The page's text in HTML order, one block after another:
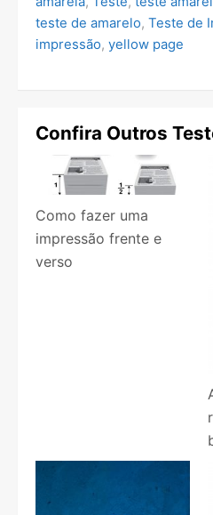
teste de amarelo, Teste de
impressão, yellow page
Confira Outros
Como fazer uma
impressão frente e
verso